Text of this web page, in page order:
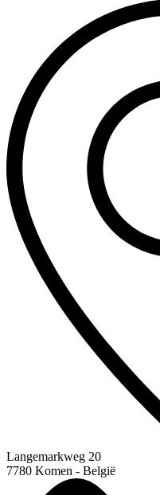
Langemarkweg 20
7780 Komen - België